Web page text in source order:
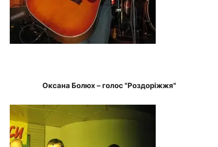
Оксана Болюх – голос "Роздоріжжя"